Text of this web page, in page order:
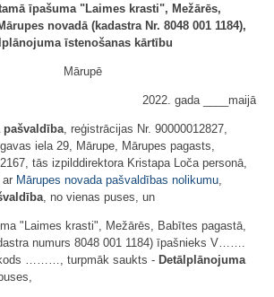
īpašuma "Laimes krasti", Mežārēs,
novadā (kadastra Nr. 8048 001 1184),
īstenošanas kārtību
Mārupē
2022. gada ____maijā
pašvaldība , reģistrācijas Nr. 90000012827,
iela 29, Mārupe, Mārupes pagasts,
tās izpilddirektora Kristapa Loča personā,
ar Mārupes novada pašvaldības nolikumu
, no vienas puses, un
"Laimes krasti", Mežārēs, Babītes pagastā,
numurs 8048 001 1184) īpašnieks V…….
………, turpmāk saukts - Detālplānojuma